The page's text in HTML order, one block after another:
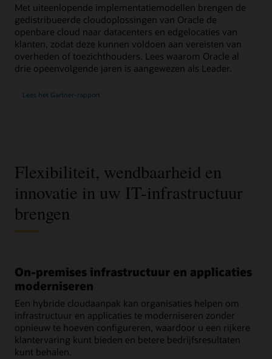
Met uiteenlopende implementatiemodellen brengen de
gedistribueerde cloudoplossingen van Oracle de
openbare cloud naar datacenters en edgelocaties van
klanten, zodat deze kunnen voldoen aan vereisten van
overheden of toezichthouders. Lees waarom Oracle al
drie opeenvolgende jaren is aangewezen als Leader.
Lees het Gartner-rapport
Flexibiliteit, wendbaarheid en
innovatie in uw IT-infrastructuur
brengen
On-premises infrastructuur en applicaties
moderniseren
Een hybride cloudaanpak kan organisaties helpen om
infrastructuur en applicaties te moderniseren zonder
opnieuw te hoeven configureren, waardoor u een rijkere
klantervaring kunt bieden en betere bedrijfsresultaten
kunt behalen.